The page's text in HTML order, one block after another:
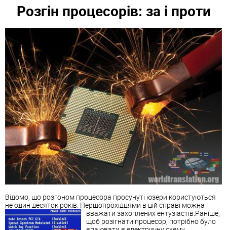
Розгін процесорів: за і проти
Відомо, що розгоном процесора просунуті юзери користуються
не один десяток років. Першопрохідцями в цій справі можна
вважати захоплених ентузіастів. Раніше,
щоб розігнати процесор, потрібно було